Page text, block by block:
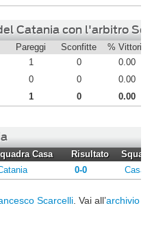
Catania con l'arbitro
Pareggi Sconfitte % Vittorie
1 0
0.00
0 0
0.00
1 0 0.00
Casa Risultato
0-0
Scarcelli . Vai all’archivio